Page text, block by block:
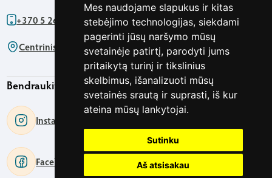
Mes naudojame slapukus ir kitas
stebėjimo technologijas, siekdami
pagerinti jūsų naršymo mūsų
svetainėje patirtį, parodyti jums
pritaikytą turinį ir tikslinius
skelbimus, išanalizuoti mūsų
svetainės srautą ir suprasti, iš kur
ateina mūsų lankytojai.
Sutinku
Aš atsisakau
+370 5 2622091
Centrinis biuras - Pirklių g. 5 Vilnius
Bendraukime
Instagram
Facebook